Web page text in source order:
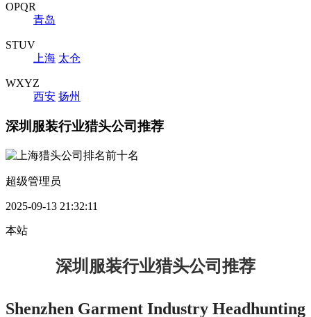
OPQR
青岛
STUV
上海 太仓
WXYZ
西安 扬州
深圳服装行业猎头公司推荐
超级管理员
2025-09-13 21:32:11
本站
深圳服装行业猎头公司推荐
Shenzhen Garment Industry Headhunting